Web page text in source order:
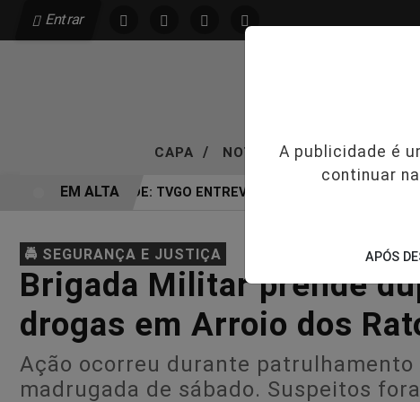
Entrar
CAPA / NOTÍCIAS / VÍDEOS
EXCLUSIVIDADE: TVGO ENTREVISTA DEFESA DA
EM ALTA
🚔 SEGURANÇA E JUSTIÇA
Brigada Militar prende
drogas em Arroio dos
Ação ocorreu durante patrulhamento
madrugada de sábado. Suspeitos
A publicidade é
continuar
APÓS